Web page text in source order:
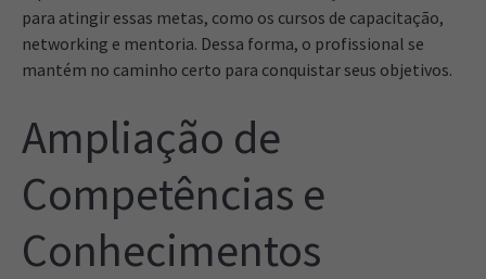
para atingir essas metas, como os cursos de capacitação,
networking e mentoria. Dessa forma, o profissional se
mantém no caminho certo para conquistar seus objetivos.
Ampliação de
Competências e
Conhecimentos